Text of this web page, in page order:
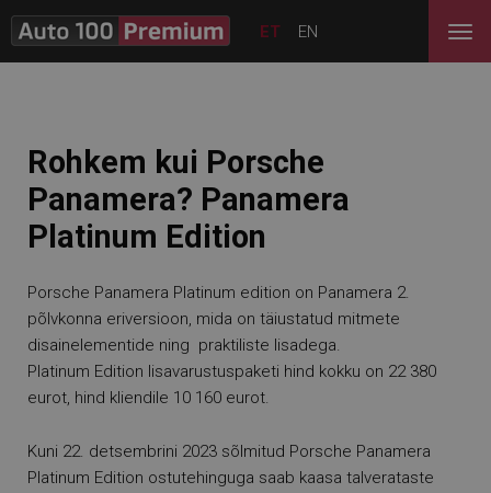
ET EN
Rohkem kui Porsche
Panamera? Panamera
Platinum Edition
Porsche Panamera Platinum edition on Panamera 2.
põlvkonna eriversioon, mida on täiustatud mitmete
disainelementide ning praktiliste lisadega.
Platinum Edition lisavarustuspaketi hind kokku on 22 380
eurot, hind kliendile 10 160 eurot.
Kuni 22. detsembrini 2023 sõlmitud Porsche Panamera
Platinum Edition ostutehinguga saab kaasa talverataste